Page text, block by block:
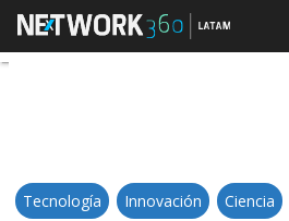
Ruta E
Tecnología Innovación Ciencia